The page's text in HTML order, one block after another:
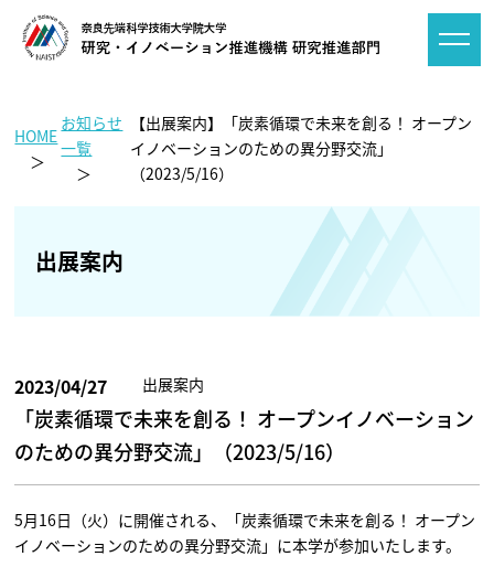
HOME
お知らせ
一覧
【出展案内】「炭素循環で未来を創る！ オープン
イノベーションのための異分野交流」
（2023/5/16）
出展案内
2023/04/27 出展案内
「炭素循環で未来を創る！ オープンイノベーション
のための異分野交流」（2023/5/16）
5月16日（火）に開催される、「炭素循環で未来を創る！ オープン
イノベーションのための異分野交流」に本学が参加いたします。